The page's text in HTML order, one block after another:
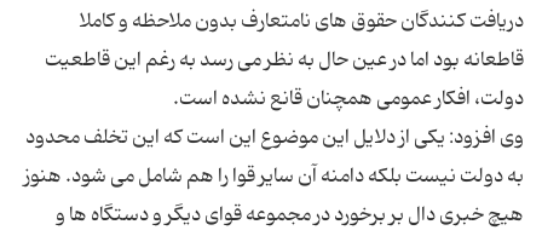
دریافت کنندگان حقوق های نامتعارف بدون ملاحظه و کاملا
قاطعانه بود اما در عین حال به نظر می رسد به رغم این قاطعیت
وی افزود: یکی از دلایل این موضوع این است که این تخلف محدود
به دولت نیست بلکه دامنه آن سایر قوا را هم شامل می شود. هنوز
هیچ خبری دال بر برخورد در مجموعه قوای دیگر و دستگاه ها و